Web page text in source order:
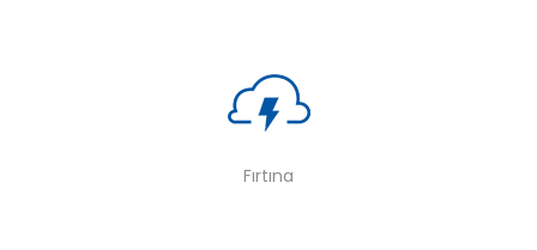
Fırtına